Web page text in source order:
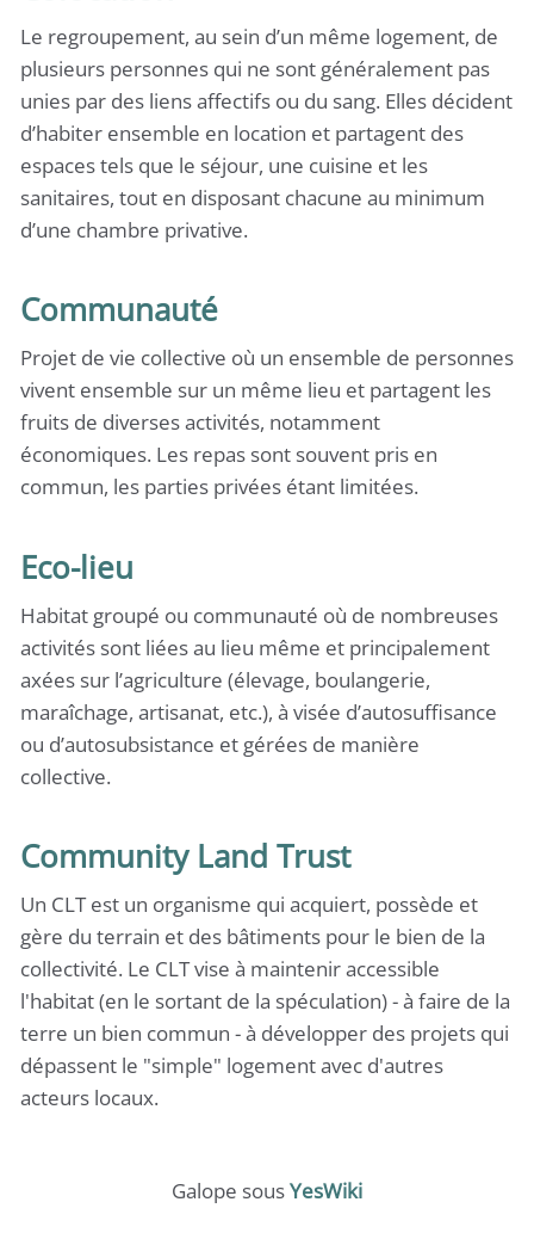
Le regroupement, au sein d’un même logement, de
plusieurs personnes qui ne sont généralement pas
unies par des liens affectifs ou du sang. Elles décident
d’habiter ensemble en location et partagent des
espaces tels que le séjour, une cuisine et les
sanitaires, tout en disposant chacune au minimum
d’une chambre privative.
Communauté
Projet de vie collective où un ensemble de personnes
vivent ensemble sur un même lieu et partagent les
fruits de diverses activités, notamment
économiques. Les repas sont souvent pris en
commun, les parties privées étant limitées.
Eco-lieu
Habitat groupé ou communauté où de nombreuses
activités sont liées au lieu même et principalement
axées sur l’agriculture (élevage, boulangerie,
maraîchage, artisanat, etc.), à visée d’autosuffisance
ou d’autosubsistance et gérées de manière
collective.
Community Land Trust
Un CLT est un organisme qui acquiert, possède et
gère du terrain et des bâtiments pour le bien de la
collectivité. Le CLT vise à maintenir accessible
l'habitat (en le sortant de la spéculation) - à faire de la
terre un bien commun - à développer des projets qui
dépassent le "simple" logement avec d'autres
acteurs locaux.
Galope sousYesWiki